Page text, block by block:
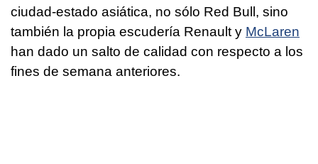
ciudad-estado asiática, no sólo Red Bull, sino
también la propia escudería Renault y McLaren
han dado un salto de calidad con respecto a los
fines de semana anteriores.